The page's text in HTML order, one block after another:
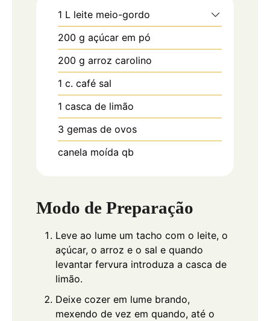
1 L leite meio-gordo
200 g açúcar em pó
200 g arroz carolino
1 c. café sal
1 casca de limão
3 gemas de ovos
canela moída qb
Modo de Preparação
Leve ao lume um tacho com o leite, o
açúcar, o arroz e o sal e quando
levantar fervura introduza a casca de
limão.
Deixe cozer em lume brando,
mexendo de vez em quando, até o